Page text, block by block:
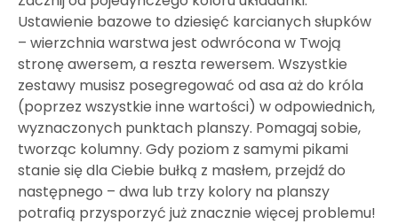
Ustawienie bazowe to dziesięć karcianych słupków
– wierzchnia warstwa jest odwrócona w Twoją
stronę awersem, a reszta rewersem. Wszystkie
zestawy musisz posegregować od asa aż do króla
(poprzez wszystkie inne wartości) w odpowiednich,
wyznaczonych punktach planszy. Pomagaj sobie,
tworząc kolumny. Gdy poziom z samymi pikami
stanie się dla Ciebie bułką z masłem, przejdź do
następnego – dwa lub trzy kolory na planszy
potrafią przysporzyć już znacznie więcej problemu!